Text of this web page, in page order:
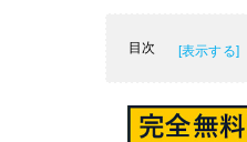
目次
親族を事業